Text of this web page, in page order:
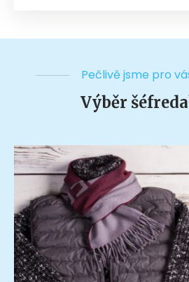
Pečlivě jsme pro
Výběr